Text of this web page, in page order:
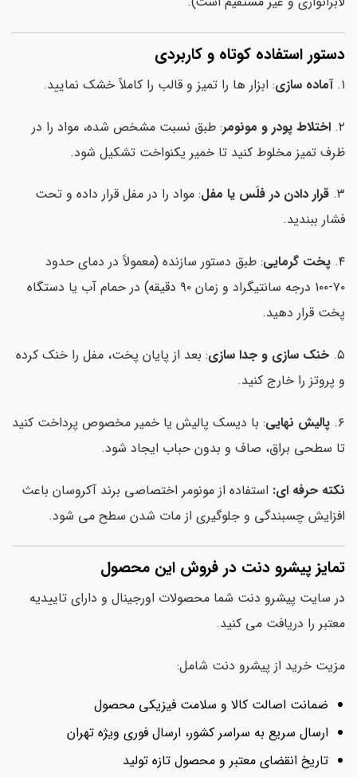
استفاده کوتاه و کاربردی
آماده سازی: ابزار ها را تمیز و قالب را کاملاً خشک نمایید.
اختلاط پودر و مونومر: طبق نسبت مشخص شده، مواد را در
تمیز مخلوط کنید تا خمیر یکنواخت تشکیل شود.
قرار دادن در فلَس یا مفل: مواد را در مفل قرار داده و تحت
ببندید.
پخت گرمایی: طبق دستور سازنده (معمولاً در دمای حدود
۷۰-۱۰۰ درجه سانتیگراد و زمان ۹۰ دقیقه) در حمام آب یا دستگاه
قرار دهید.
خنک سازی و جدا سازی: بعد از پایان پخت، مفل را خنک کرده
را خارج کنید.
پالیش نهایی: با دیسک پالیش یا خمیر مخصوص پرداخت کنید
سطحی براق، صاف و بدون حباب ایجاد شود.
حرفه ای: استفاده از مونومر اختصاصی برند آکروسان باعث
چسبندگی و جلوگیری از مات شدن سطح می شود.
پیشرو دنت در فروش این محصول
سایت پیشرو دنت شما محصولات اورجینال و دارای تاییدیه
را دریافت می کنید.
خرید از پیشرو دنت شامل:
ضمانت اصالت کالا و سلامت فیزیکی محصول
ارسال سریع به سراسر کشور، ارسال فوری ویژه تهران
تاریخ انقضای معتبر و محصول تازه تولید